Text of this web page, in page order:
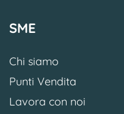
SME
Chi siamo
Punti Vendita
Lavora con noi